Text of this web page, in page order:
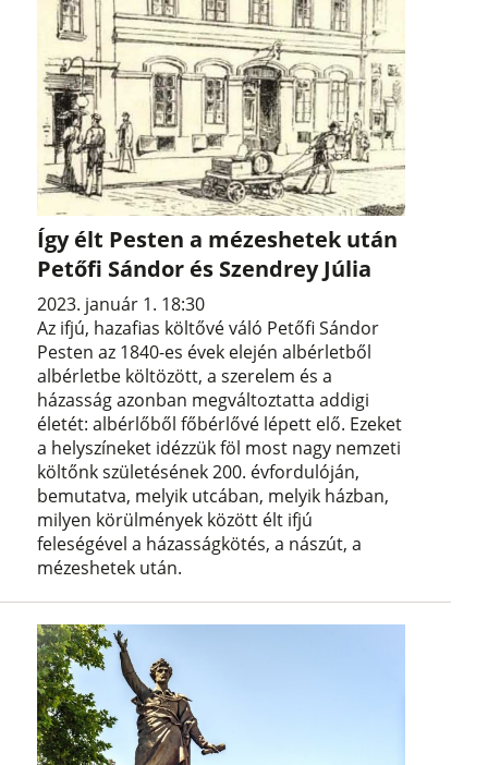
Így élt Pesten a mézeshetek után
Petőfi Sándor és Szendrey Júlia
2023. január 1. 18:30
Az ifjú, hazafias költővé váló Petőfi Sándor
Pesten az 1840-es évek elején albérletből
albérletbe költözött, a szerelem és a
házasság azonban megváltoztatta addigi
életét: albérlőből főbérlővé lépett elő. Ezeket
a helyszíneket idézzük föl most nagy nemzeti
költőnk születésének 200. évfordulóján,
bemutatva, melyik utcában, melyik házban,
milyen körülmények között élt ifjú
feleségével a házasságkötés, a nászút, a
mézeshetek után.